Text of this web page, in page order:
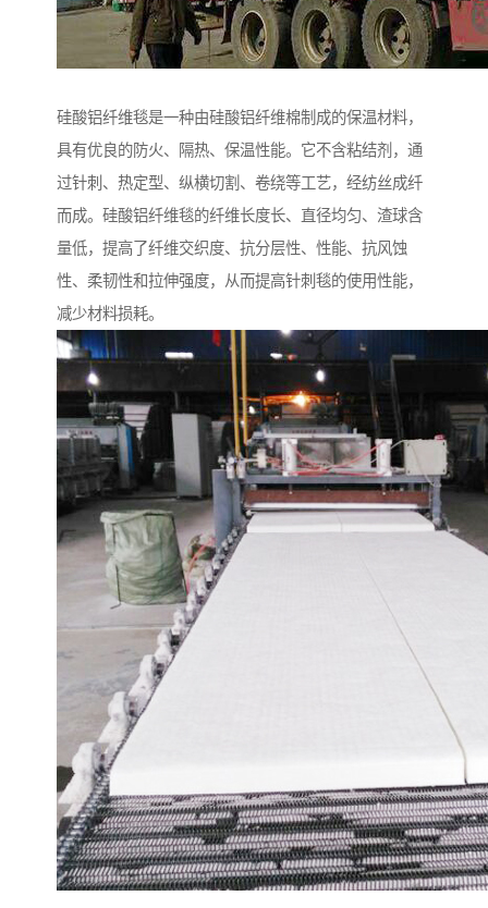
硅酸铝纤维毯是一种由硅酸铝纤维棉制成的保温材料，
具有优良的防火、隔热、保温性能。它不含粘结剂，通
过针刺、热定型、纵横切割、卷绕等工艺，经纺丝成纤
而成。硅酸铝纤维毯的纤维长度长、直径均匀、渣球含
量低，提高了纤维交织度、抗分层性、性能、抗风蚀
性、柔韧性和拉伸强度，从而提高针刺毯的使用性能，
减少材料损耗。